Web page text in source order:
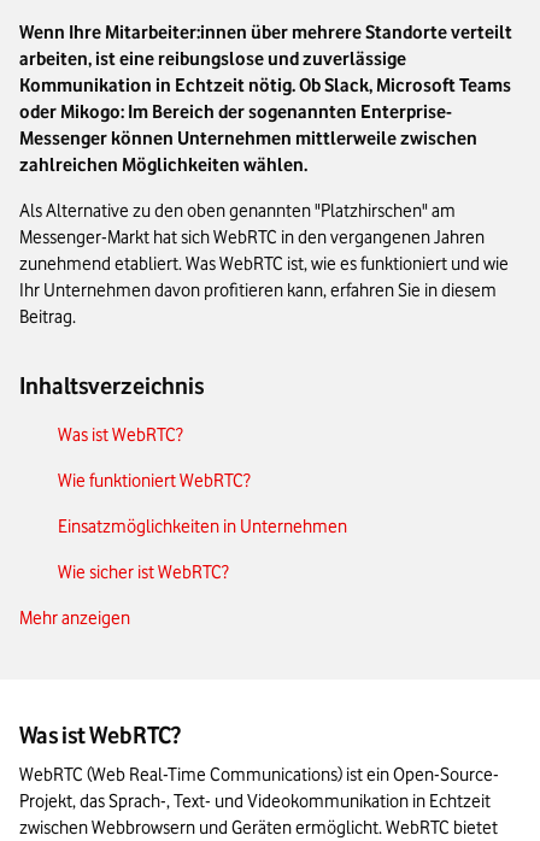
Wenn Ihre Mitarbeiter:innen über mehrere Standorte verteilt
arbeiten, ist eine reibungslose und zuverlässige
Kommunikation in Echtzeit nötig. Ob Slack, Microsoft Teams
oder Mikogo: Im Bereich der sogenannten Enterprise-
Messenger können Unternehmen mittlerweile zwischen
zahlreichen Möglichkeiten wählen.
Als Alternative zu den oben genannten "Platzhirschen" am
Messenger-Markt hat sich WebRTC in den vergangenen Jahren
zunehmend etabliert. Was WebRTC ist, wie es funktioniert und wie
Ihr Unternehmen davon profitieren kann, erfahren Sie in diesem
Beitrag.
Inhaltsverzeichnis
Was ist WebRTC?
Wie funktioniert WebRTC?
Einsatzmöglichkeiten in Unternehmen
Wie sicher ist WebRTC?
Deaktivierung von WebRTC im Browser
Mehr anzeigen
Was ist WebRTC?
WebRTC (Web Real-Time Communications) ist ein Open-Source-
Projekt, das Sprach-, Text- und Videokommunikation in Echtzeit
zwischen Webbrowsern und Geräten ermöglicht. WebRTC bietet